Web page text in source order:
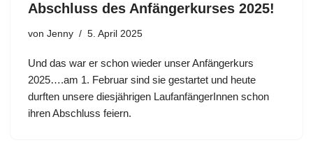
Abschluss des Anfängerkurses 2025!
von Jenny 5. April 2025
Und das war er schon wieder unser Anfängerkurs
2025….am 1. Februar sind sie gestartet und heute
durften unsere diesjährigen LaufanfängerInnen schon
ihren Abschluss feiern.